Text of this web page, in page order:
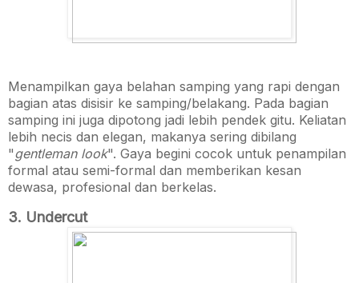
Menampilkan gaya belahan samping yang rapi dengan
bagian atas disisir ke samping/belakang. Pada bagian
samping ini juga dipotong jadi lebih pendek gitu. Keliatan
lebih necis dan elegan, makanya sering dibilang
"gentleman look". Gaya begini cocok untuk penampilan
formal atau semi-formal dan memberikan kesan
dewasa, profesional dan berkelas.
3. Undercut